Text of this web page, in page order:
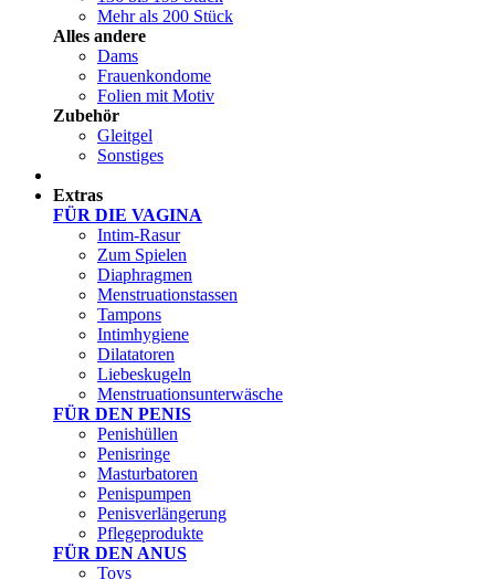
Mehr als 200 Stück
Alles andere
Dams
Frauenkondome
Folien mit Motiv
Zubehör
Gleitgel
Sonstiges
Extras
FÜR DIE VAGINA
Intim-Rasur
Zum Spielen
Diaphragmen
Menstruationstassen
Tampons
Intimhygiene
Dilatatoren
Liebeskugeln
Menstruationsunterwäsche
FÜR DEN PENIS
Penishüllen
Penisringe
Masturbatoren
Penispumpen
Penisverlängerung
Pflegeprodukte
FÜR DEN ANUS
Toys